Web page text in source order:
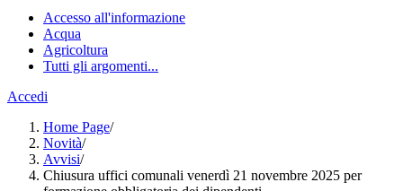
Accesso all'informazione
Acqua
Agricoltura
Tutti gli argomenti...
Accedi
Home Page/
Novità/
Avvisi/
Chiusura uffici comunali venerdì 21 novembre 2025 per